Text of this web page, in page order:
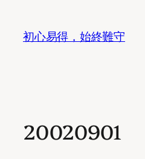
content
初心易得，始終難守
20020901